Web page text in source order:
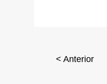
< Anterior